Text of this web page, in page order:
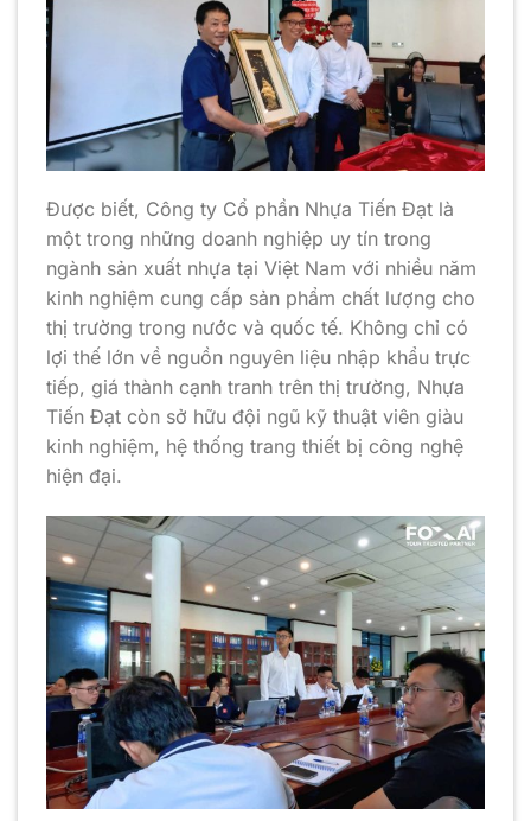
Được biết, Công ty Cổ phần Nhựa Tiến Đạt là
một trong những doanh nghiệp uy tín trong
ngành sản xuất nhựa tại Việt Nam với nhiều năm
kinh nghiệm cung cấp sản phẩm chất lượng cho
thị trường trong nước và quốc tế. Không chỉ có
lợi thế lớn về nguồn nguyên liệu nhập khẩu trực
tiếp, giá thành cạnh tranh trên thị trường, Nhựa
Tiến Đạt còn sở hữu đội ngũ kỹ thuật viên giàu
kinh nghiệm, hệ thống trang thiết bị công nghệ
hiện đại.